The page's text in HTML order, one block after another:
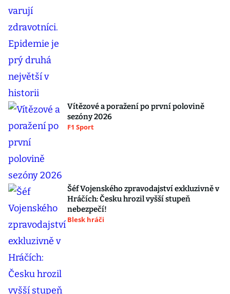
Vítězové a poražení po první polovině
sezóny 2026
F1 Sport
Šéf Vojenského zpravodajství exkluzivně v
Hráčích: Česku hrozil vyšší stupeň
nebezpečí!
Blesk hráči